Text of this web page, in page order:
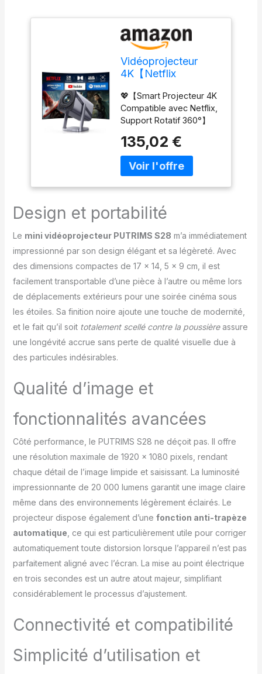
Vidéoprojecteur
4K【Netflix
Focus/Keystone
30000 Lumens
Projecteur Portable
4K Courte Focale,
Rotatif 360°
Rétroprojecteur
WiFi6 Bluetooth
FHD 1080P Zoom
Home Cinéma
💖【Smart Projecteur 4K
Compatible avec Netflix,
Support Rotatif 360°】
projecteurs Android non
autorisés, le projecteur
S29 est un
autorisé par des apps,
offrant une expérience
plus sûre et stable.
000+ Apps de streaming
certifiées, tells que
Netflix
inclus/YouTube/Prime
Video,etc. Sans
équipement
supplémentaire.
Profitez-vous d'une
APPS intégrés pour un
personnalisé. Son
support réglable 360°
permet de projeter des
images nettes sur le
extérieure/au plafond,
transformant n'importe
quel espace en véritable
home cinéma. 💖【Dolby
Bluetooth 5.4
Bidirectionnel】Ce
vidéoprojecteur 4k
intègre le Dolby Audio et
surround stéréo avec
offrant une expérience
audio immersive,
transformant chaque
soirée cinéma en un
135,02 €
Design et portabilité
Le mini vidéoprojecteur PUTRIMS S28 m’a immédiatement
impressionné par son design élégant et sa légèreté. Avec
des dimensions compactes de 17 x 14, 5 x 9 cm, il est
facilement transportable d’une pièce à l’autre ou même lors
de déplacements extérieurs pour une soirée cinéma sous
les étoiles. Sa finition noire ajoute une touche de modernité,
et le fait qu’il soit totalement scellé contre la poussièreassure
une longévité accrue sans perte de qualité visuelle due à
des particules indésirables.
Qualité d’image et
fonctionnalités avancées
Côté performance, le PUTRIMS S28 ne déçoit pas. Il offre
une résolution maximale de 1920 x 1080 pixels, rendant
chaque détail de l’image limpide et saisissant. La luminosité
impressionnante de 20 000 lumens garantit une image claire
même dans des environnements légèrement éclairés. Le
projecteur dispose également d’une fonction anti-trapèze
automatique , ce qui est particulièrement utile pour corriger
automatiquement toute distorsion lorsque l’appareil n’est pas
parfaitement aligné avec l’écran. La mise au point électrique
en trois secondes est un autre atout majeur, simplifiant
considérablement le processus d’ajustement.
Connectivité et compatibilité
Simplicité d’utilisation et